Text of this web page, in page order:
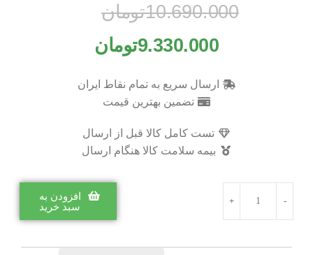
10.690.000تومان
9.330.000تومان
ارسال سریع به تمام نقاط ایران
تضمین بهترین قیمت
تست کامل کالا قبل از ارسال
بیمه سلامت کالا هنگام ارسال
افزودن به
سبد خرید